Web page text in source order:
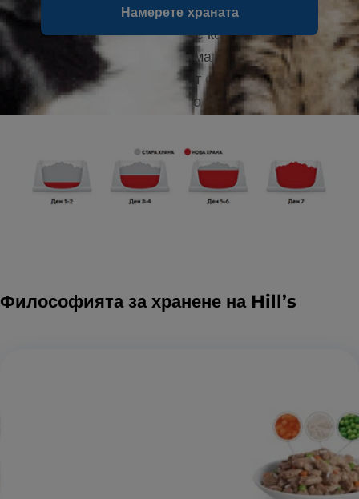
Намерете храната
Смесвайте увеличаващи се количества от
новата храна на вашия домашен любимец с
намаляващи количества от старата храна в
рамките на 7-дневен период.
Философията за хранене на Hill’s